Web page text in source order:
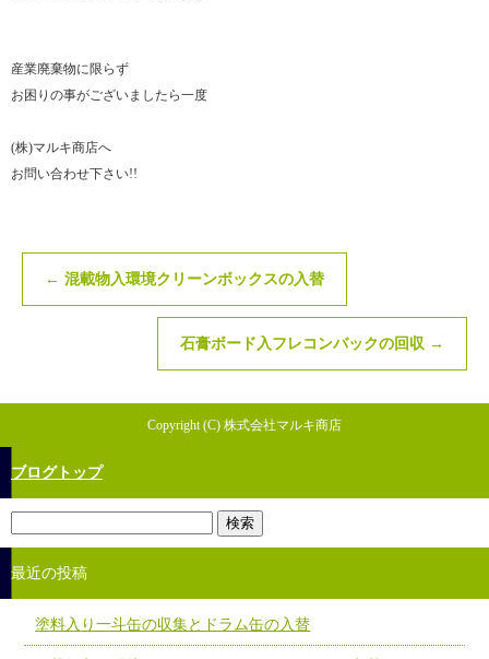
産業廃棄物に限らず
お困りの事がございましたら一度
(株)マルキ商店へ
お問い合わせ下さい!!
← 混載物入環境クリーンボックスの入替
石膏ボード入フレコンバックの回収 →
Copyright (C) 株式会社マルキ商店
ブログトップ
最近の投稿
塗料入り一斗缶の収集とドラム缶の入替